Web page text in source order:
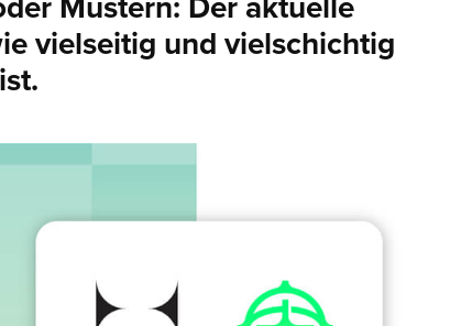
Mustern: Der aktuelle
vielseitig und vielschichtig